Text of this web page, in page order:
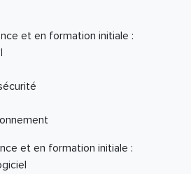
et en formation initiale :
et en formation initiale :